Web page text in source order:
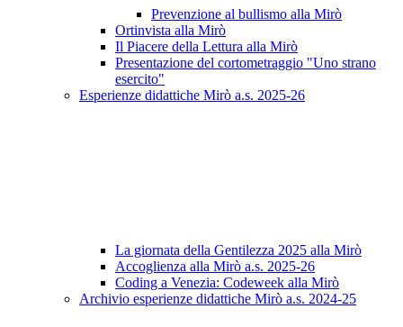
Prevenzione al bullismo alla Mirò
Ortinvista alla Mirò
Il Piacere della Lettura alla Mirò
Presentazione del cortometraggio "Uno strano
esercito"
Esperienze didattiche Mirò a.s. 2025-26
La giornata della Gentilezza 2025 alla Mirò
Accoglienza alla Mirò a.s. 2025-26
Coding a Venezia: Codeweek alla Mirò
Archivio esperienze didattiche Mirò a.s. 2024-25